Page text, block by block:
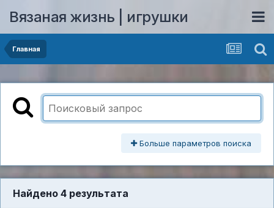
Вязаная жизнь | игрушки
Главная
Больше параметров поиска
Найдено 4 результата